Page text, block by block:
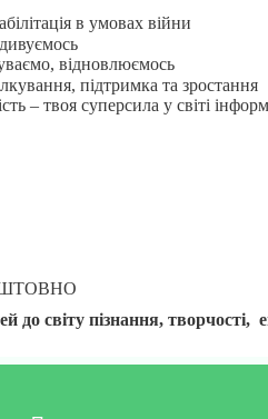
в умовах війни
відновлюємось
підтримка та зростання
– твоя суперсила у світі
до світу пізнання,